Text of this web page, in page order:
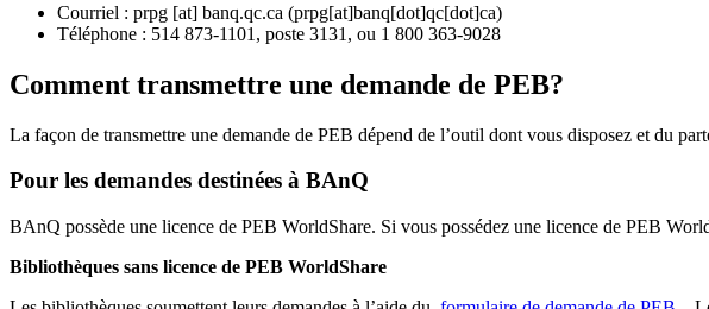
Courriel : prpg [at] banq.qc.ca (prpg[at]banq[dot]qc[dot]ca)
Téléphone : 514 873-1101, poste 3131, ou 1 800 363-9028
Comment transmettre une demande de PEB?
La façon de transmettre une demande de PEB dépend de l’outil dont vous disposez et du
Pour les demandes destinées à BAnQ
BAnQ possède une licence de PEB WorldShare. Si vous possédez une licence de PEB
Bibliothèques sans licence de PEB WorldShare